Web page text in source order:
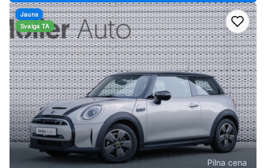
Jauns
Svaiga TA
Pilna cena